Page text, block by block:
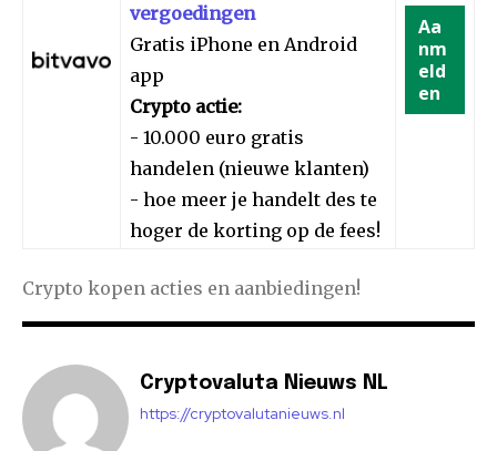
vergoedingen
Gratis iPhone en Android
app
Crypto actie:
- 10.000 euro gratis
handelen (nieuwe klanten)
- hoe meer je handelt des te
hoger de korting op de fees!
Aa
nm
eld
en
Crypto kopen acties en aanbiedingen!
Cryptovaluta Nieuws NL
https://cryptovalutanieuws.nl